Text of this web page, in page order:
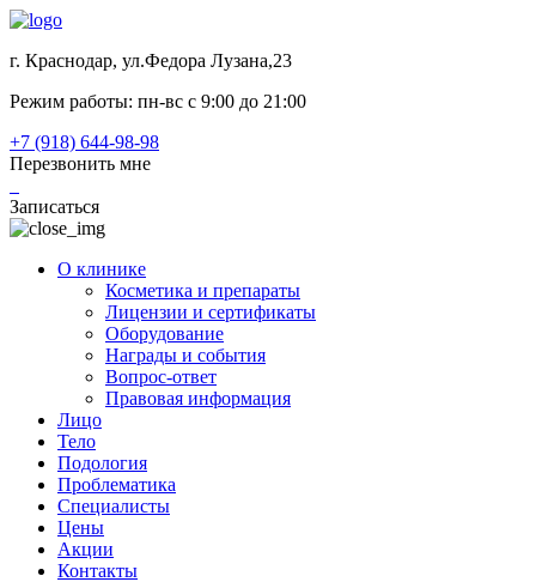
г. Краснодар, ул.Федора Лузана,23
Режим работы: пн-вс c 9:00 до 21:00
+7 (918) 644-98-98
Перезвонить мне
Записаться
О клинике
Косметика и препараты
Лицензии и сертификаты
Оборудование
Награды и события
Вопрос-ответ
Правовая информация
Лицо
Тело
Подология
Проблематика
Специалисты
Цены
Акции
Контакты